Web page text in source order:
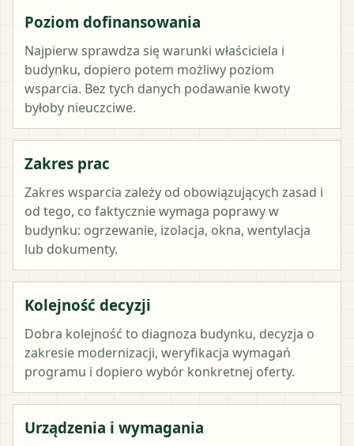
Poziom dofinansowania
Najpierw sprawdza się warunki właściciela i
budynku, dopiero potem możliwy poziom
wsparcia. Bez tych danych podawanie kwoty
byłoby nieuczciwe.
Zakres prac
Zakres wsparcia zależy od obowiązujących zasad i
od tego, co faktycznie wymaga poprawy w
budynku: ogrzewanie, izolacja, okna, wentylacja
lub dokumenty.
Kolejność decyzji
Dobra kolejność to diagnoza budynku, decyzja o
zakresie modernizacji, weryfikacja wymagań
programu i dopiero wybór konkretnej oferty.
Urządzenia i wymagania